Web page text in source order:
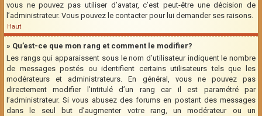
vous ne pouvez pas utiliser d’avatar, c’est peut-être une décision de
l’administrateur. Vous pouvez le contacter pour lui demander ses raisons.
Haut
» Qu’est-ce que mon rang et comment le modifier?
Les rangs qui apparaissent sous le nom d’utilisateur indiquent le nombre
de messages postés ou identifient certains utilisateurs tels que les
modérateurs et administrateurs. En général, vous ne pouvez pas
directement modifier l’intitulé d’un rang car il est paramétré par
l’administrateur. Si vous abusez des forums en postant des messages
dans le seul but d’augmenter votre rang, un modérateur ou un